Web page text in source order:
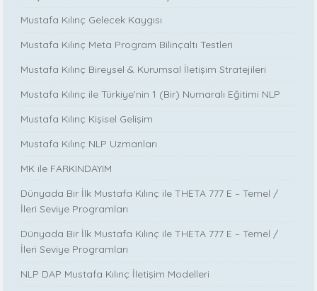
Mustafa Kılınç Gelecek Kaygısı
Mustafa Kılınç Meta Program Bilinçaltı Testleri
Mustafa Kılınç Bireysel & Kurumsal İletişim Stratejileri
Mustafa Kılınç ile Türkiye’nin 1 (Bir) Numaralı Eğitimi NLP
Mustafa Kılınç Kişisel Gelişim
Mustafa Kılınç NLP Uzmanları
MK ile FARKINDAYIM
Dünyada Bir İlk Mustafa Kılınç ile THETA 777 E – Temel /
İleri Seviye Programları
Dünyada Bir İlk Mustafa Kılınç ile THETA 777 E – Temel /
İleri Seviye Programları
NLP DAP Mustafa Kılınç İletişim Modelleri